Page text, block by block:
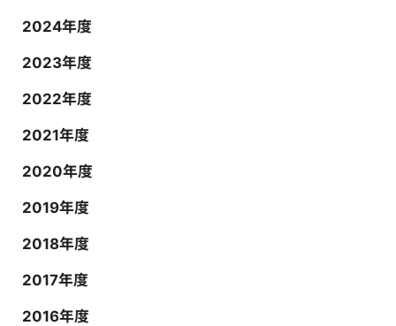
2024年度
2023年度
2022年度
2021年度
2020年度
2019年度
2018年度
2017年度
2016年度